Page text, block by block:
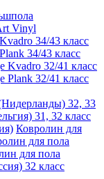
Vinyl
34/43 класс
34/43 класс
Kvadro 32/41 класс
32/41 класс
32, 33
31, 32 класс
Ковролин для
для пола
для пола
32 класс